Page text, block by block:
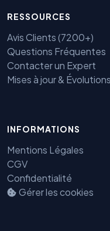
RESSOURCES
Avis Clients (7200+)
Questions Fréquentes
Contacter un Expert
Mises à jour & Évolutions
INFORMATIONS
Mentions Légales
CGV
Confidentialité
Gérer les cookies